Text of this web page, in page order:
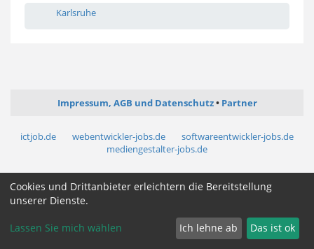
Karlsruhe
Impressum, AGB und Datenschutz Partner
ictjob.de webentwickler-jobs.de
softwareentwickler-jobs.de
mediengestalter-jobs.de
Cookie Zustimmung ändern
Cookies und Drittanbieter erleichtern die Bereitstellung
unserer Dienste.
Lassen Sie mich wählen Ich lehne ab Das ist ok